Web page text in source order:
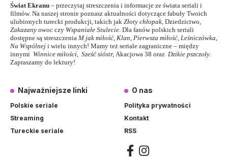
Świat Ekranu – przeczytaj streszczenia i informacje ze świata seriali i
filmów. Na naszej stronie poznasz aktualności dotyczące fabuły Twoich
ulubionych turecki produkcji, takich jak Złoty chłopak, Dziedzictwo,
Zakazany owoc czy Wspaniałe Stulecie. Dla fanów polskich seriali
dostępne są streszczenia M jak miłość, Klan, Pierwsza miłość, Leśniczówka,
Na Wspólnej i wielu innych! Mamy też seriale zagraniczne – między
innymi Winnice miłości, Sześć sióstr, Akacjowa 38 oraz Dzikie pszczoły.
Zapraszamy do lektury!
Najważniejsze linki
Polskie seriale
Streaming
Tureckie seriale
O nas
Polityka prywatności
Kontakt
RSS